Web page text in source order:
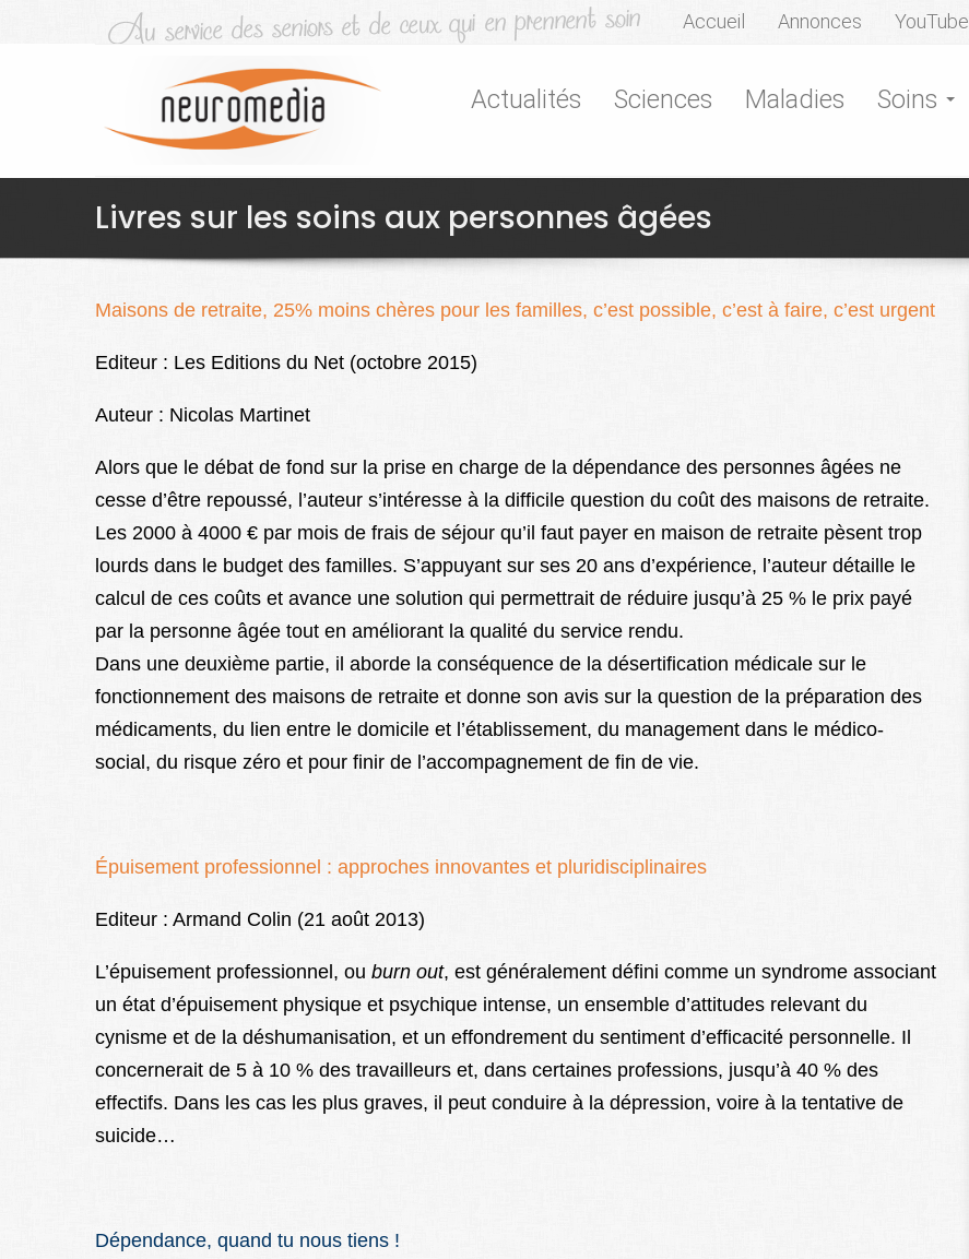
Accueil Annonces YouTube
Actualités Sciences Maladies Soins
Livres sur les soins aux personnes âgées
Maisons de retraite, 25% moins chères pour les familles, c’est possible, c’est à faire, c’est urgent
Editeur : Les Editions du Net (octobre 2015)
Auteur : Nicolas Martinet
Alors que le débat de fond sur la prise en charge de la dépendance des personnes âgées ne
cesse d’être repoussé, l’auteur s’intéresse à la difficile question du coût des maisons de retraite.
Les 2000 à 4000 € par mois de frais de séjour qu’il faut payer en maison de retraite pèsent trop
lourds dans le budget des familles. S’appuyant sur ses 20 ans d’expérience, l’auteur détaille le
calcul de ces coûts et avance une solution qui permettrait de réduire jusqu’à 25 % le prix payé
par la personne âgée tout en améliorant la qualité du service rendu.
Dans une deuxième partie, il aborde la conséquence de la désertification médicale sur le
fonctionnement des maisons de retraite et donne son avis sur la question de la préparation des
médicaments, du lien entre le domicile et l’établissement, du management dans le médico-
social, du risque zéro et pour finir de l’accompagnement de fin de vie.
Épuisement professionnel : approches innovantes et pluridisciplinaires
Editeur : Armand Colin (21 août 2013)
L’épuisement professionnel, ou burn out, est généralement défini comme un syndrome associant
un état d’épuisement physique et psychique intense, un ensemble d’attitudes relevant du
cynisme et de la déshumanisation, et un effondrement du sentiment d’efficacité personnelle. Il
concernerait de 5 à 10 % des travailleurs et, dans certaines professions, jusqu’à 40 % des
effectifs. Dans les cas les plus graves, il peut conduire à la dépression, voire à la tentative de
suicide…
Dépendance, quand tu nous tiens !